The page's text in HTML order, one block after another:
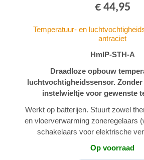
€ 44,95
Temperatuur- en
antraciet
HmIP-STH-A
Draadloze opbouw
luchtvochtigheidssensor.
instelwieltje voor gewenste
Werkt op batterijen. Stuurt zowel
en vloerverwarming zoneregelaars
schakelaars voor elektrische
Op voorraad